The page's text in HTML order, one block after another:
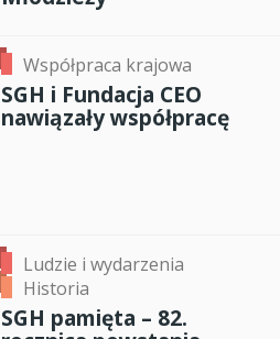
Współpraca krajowa
SGH i Fundacja CEO
nawiązały współpracę
Ludzie i wydarzenia
Historia
SGH pamięta – 82.